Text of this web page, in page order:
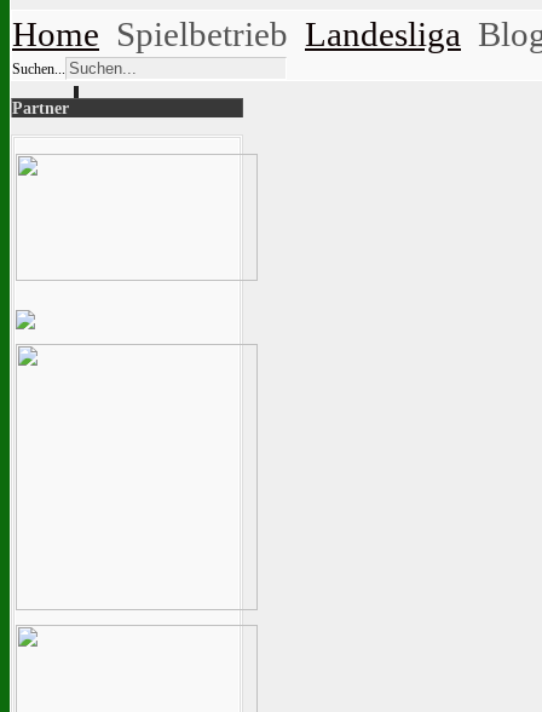
Home Spielbetrieb Landesliga
Suchen...
Partner